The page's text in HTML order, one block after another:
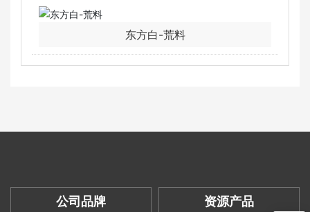
东方白-荒料
公司品牌 资源产品